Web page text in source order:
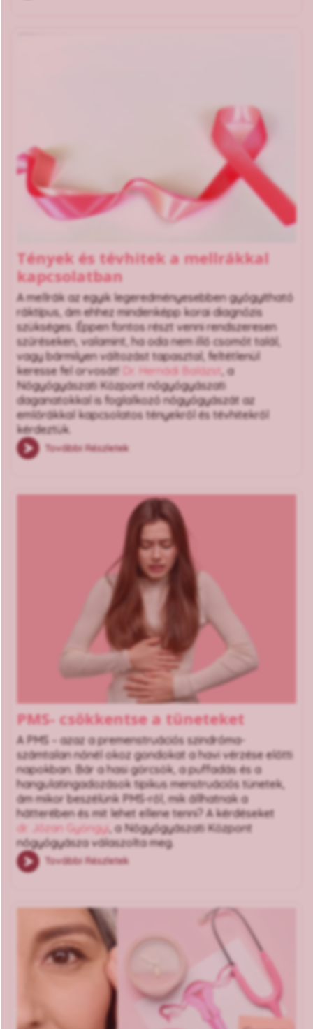
Tények és tévhitek a mellrákkal
kapcsolatban
A mellrák az egyik legeredményesebben gyógyítható
ráktípus, ám ehhez mindenképp korai diagnózis
szükséges. Éppen fontos részt venni rendszeresen
szűréseken, valamint, ha oda nem illő csomót talál,
vagy bármilyen változást tapasztal, feltétlenül
keresse fel orvosát!
Dr. Hernádi Balázst , a
Nőgyógyászati Központ nőgyógyászati
daganatokkal is foglalkozó nőgyógyászát az
emlőrákkal kapcsolatos tényekről és tévhitekről
kérdeztük.
További Részletek
PMS- csökkentse a tüneteket
A PMS – azaz a premenstruációs szindróma-
számtalan nőnél okoz gondokat a havi vérzése előtti
napokban. Bár a hasi görcsök, a puffadás és a
hangulatingadozások tipikus menstruációs tünetek,
ám mikor beszélünk PMS-ről, mik állhatnak a
hátterében és mit lehet ellene tenni? A kérdéseket
dr. Józan Gyöngyi, a Nőgyógyászati Központ
nőgyógyásza válaszolta meg.
További Részletek